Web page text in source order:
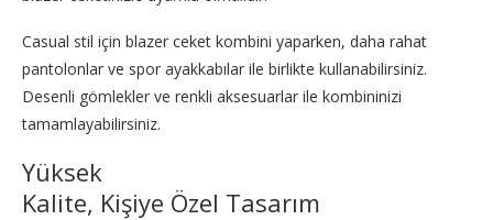
Casual stil için blazer ceket kombini yaparken, daha rahat
pantolonlar ve spor ayakkabılar ile birlikte kullanabilirsiniz.
Desenli gömlekler ve renkli aksesuarlar ile kombininizi
tamamlayabilirsiniz.
Yüksek
Kalite, Kişiye Özel Tasarım